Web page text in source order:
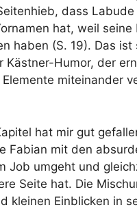
dass
hat, weil seine
haben (S. 19). Das ist
Kästner-Humor, der
miteinander
hat mir gut
Fabian mit den
Job umgeht und
Seite hat. Die
kleinen Einblicken in